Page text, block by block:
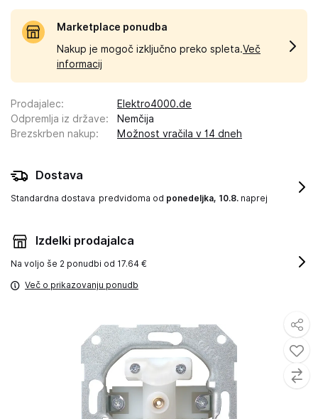
Marketplace ponudba
Nakup je mogoč izključno preko spleta.Več
informacij
Prodajalec:
Elektro4000.de
Odpremlja iz države:
Nemčija
Brezskrben nakup: Možnost vračila v 14 dneh
Dostava
Standardna dostava predvidoma od ponedeljka, 10.8. naprej
Izdelki prodajalca
Na voljo še 2 ponudbi od 17.64 €
Več o prikazovanju ponudb